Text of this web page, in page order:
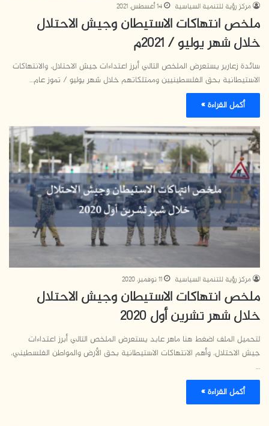
مركز رؤية للتنمية السياسية 14 أغسطس، 2021
ملخص انتهاكات الاستيطان وجيش الاحتلال
خلال شهر يوليو / 2021م
سائدة زعارير يستعرض الملخص التالي أبرز اعتداءات جيش الاحتلال، والانتهاكات
الاستيطانية بحق الفلسطينيين وممتلكاتهم خلال شهر يوليو / تموز عام…
أكمل القراءة »
مركز رؤية للتنمية السياسية 11 نوفمبر، 2020
ملخص انتهاكات الاستيطان وجيش الاحتلال
خلال شهر تشرين أول 2020
لتحميل الملف اضغط هنا ماهر عابد يستعرض الملخص التالي أبرز اعتداءات
جيش الاحتلال، وأهم الانتهاكات الاستيطانية بحق الأرض والمواطن الفلسطيني،
…
أكمل القراءة »